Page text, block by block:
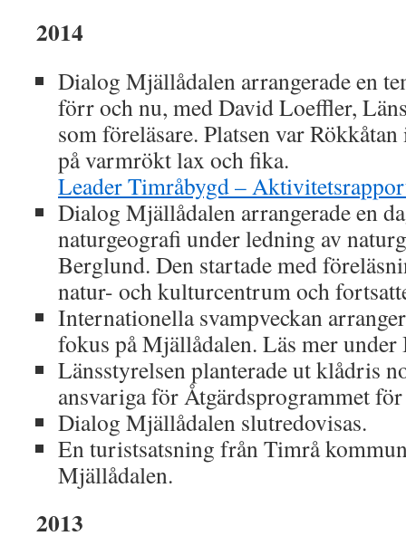
2014
Dialog Mjällådalen arrangerade en
förr och nu, med David Loeffler,
som föreläsare. Platsen var
på varmrökt lax och fika.
Leader Timråbygd –
Dialog Mjällådalen arrangerade en
naturgeografi under ledning av
Berglund. Den startade med
natur- och kulturcentrum och
Internationella svampveckan
fokus på Mjällådalen. Läs mer
Länsstyrelsen planterade ut klådris
ansvariga för Åtgärdsprogrammet
Dialog Mjällådalen slutredovisas.
En turistsatsning från Timrå
Mjällådalen.
2013